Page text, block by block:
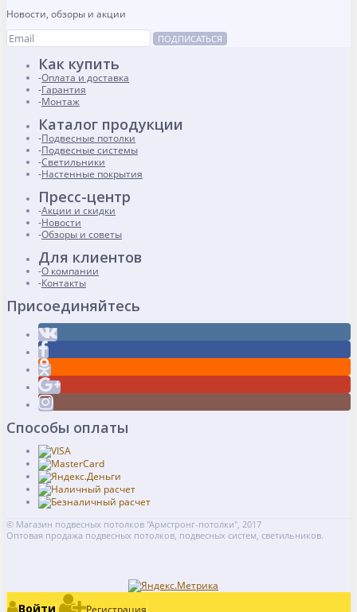
Новости, обзоры и акции
ПОДПИСАТЬСЯ
Как купить
Оплата и доставка
Гарантия
Монтаж
Каталог продукции
Подвесные потолки
Подвесные системы
Светильники
Настенные покрытия
Пресс-центр
Акции и скидки
Новости
Обзоры и советы
Для клиентов
О компании
Контакты
Присоединяйтесь
Способы оплаты
© Магазин подвесных потолков "Армстронг-потолки", 2017
Оптовая продажа подвесных потолков, подвесных систем, светильников.
Войти